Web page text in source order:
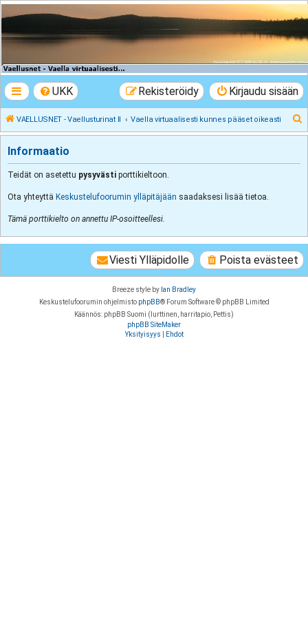
VAELLUSNET -
Vaellusturinat II
UKK Kirjaudu sisään
Rekisteröidy
VAELLUSNET - Vaellusturinat II Vaella virtuaalisesti kunnes pääset oikeasti
t
Informaatio
Teidät on asetettu pysyvästi porttikieltoon.
Ota yhteyttä Keskustelufoorumin ylläpitäjään saadaksesi lisää tietoa.
Tämä porttikielto on annettu IP-osoitteellesi.
Poista evästeet
Viesti Ylläpidolle
Breeze style by Ian Bradley
Keskustelufoorumin ohjelmisto phpBB® Forum Software © phpBB Limited
Käännös: phpBB Suomi (lurttinen, harritapio, Pettis)
phpBB SiteMaker
Yksityisyys
Ehdot